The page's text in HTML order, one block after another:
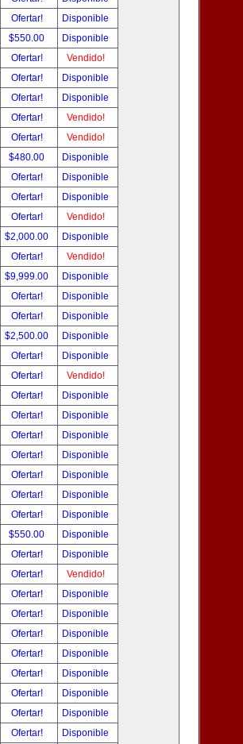
Ofertar!
Disponible
$550.00
Disponible
Ofertar!
Vendido!
Ofertar!
Disponible
Ofertar!
Disponible
Ofertar!
Vendido!
Ofertar!
Vendido!
$480.00
Disponible
Ofertar!
Disponible
Ofertar!
Disponible
Ofertar!
Vendido!
$2,000.00
Disponible
Ofertar!
Vendido!
$9,999.00
Disponible
Ofertar!
Disponible
Ofertar!
Disponible
$2,500.00
Disponible
Ofertar!
Disponible
Ofertar!
Vendido!
Ofertar!
Disponible
Ofertar!
Disponible
Ofertar!
Disponible
Ofertar!
Disponible
Ofertar!
Disponible
Ofertar!
Disponible
Ofertar!
Disponible
$550.00
Disponible
Ofertar!
Disponible
Ofertar!
Vendido!
Ofertar!
Disponible
Ofertar!
Disponible
Ofertar!
Disponible
Ofertar!
Disponible
Ofertar!
Disponible
Ofertar!
Disponible
Ofertar!
Disponible
Ofertar!
Disponible